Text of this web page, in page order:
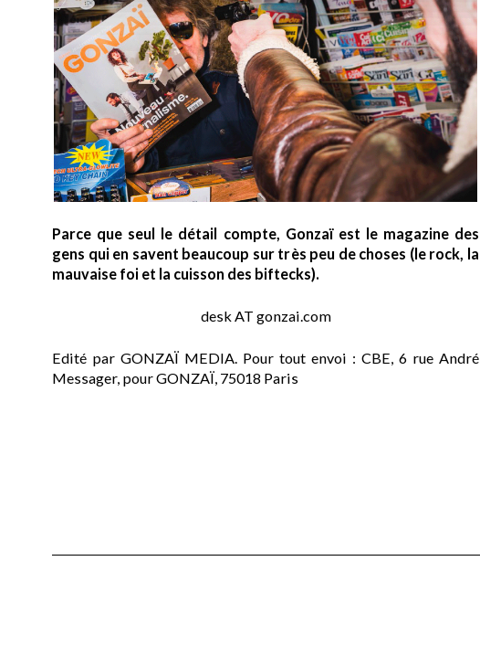
Parce que seul le détail compte, Gonzaï est le magazine des
gens qui en savent beaucoup sur très peu de choses (le rock, la
mauvaise foi et la cuisson des biftecks).
desk AT gonzai.com
Edité par GONZAÏ MEDIA. Pour tout envoi : CBE, 6 rue André
Messager, pour GONZAÏ, 75018 Paris